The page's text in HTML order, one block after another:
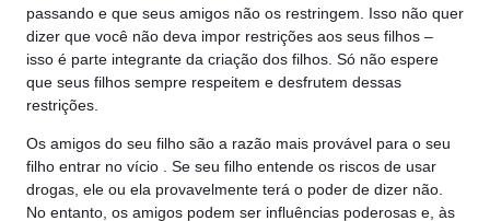
passando e que seus amigos não os restringem. Isso não quer
dizer que você não deva impor restrições aos seus filhos –
isso é parte integrante da criação dos filhos. Só não espere
que seus filhos sempre respeitem e desfrutem dessas
restrições.
Os amigos do seu filho são a razão mais provável para o seu
filho entrar no vício . Se seu filho entende os riscos de usar
drogas, ele ou ela provavelmente terá o poder de dizer não.
No entanto, os amigos podem ser influências poderosas e, às